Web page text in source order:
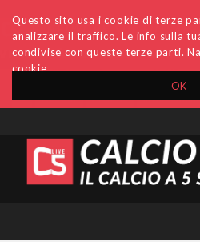
OK
Questo sito usa i cookie di terze
analizzare il traffico. Le info sulla
condivise con queste terze parti.
cookie.
Accedi Archivio Invio